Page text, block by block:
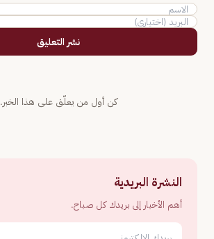
نشر التعليق
كن أول من يعلّق على هذا الخبر.
النشرة البريدية
أهم الأخبار إلى بريدك كل صباح.